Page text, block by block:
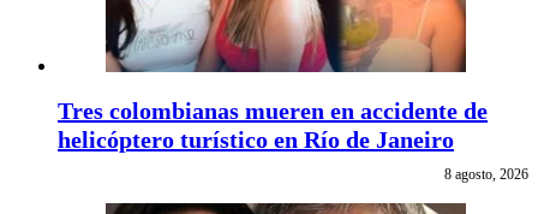
Tres colombianas mueren en accidente de
helicóptero turístico en Río de Janeiro
8 agosto, 2026